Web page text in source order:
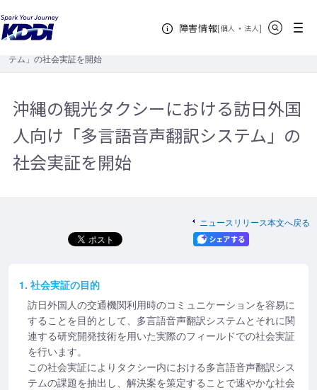
障害情報[個人 ・ 法人新規ウィンドウ
]
メニュー
KDDIホーム
光タクシーにおける訪日外国人向け「多言語音声翻訳システム」の社会実証を
開始
沖縄の観光タクシーにおける訪日外国人向け「多言語音声翻訳シス
テム」の社会実証を開始
沖縄の観光タクシーにおける訪日外国
人向け「多言語音声翻訳システム」の
社会実証を開始
ニュースリリース本文へ戻る
1. 社会実証の目的
訪日外国人の交通機関利用時のコミュニケーションを容易に
することを目的として、多言語音声翻訳システムとそれに関
連する研究開発技術を用いた実際のフィールドでの社会実証
を行います。
この社会実証によりタクシー内における多言語音声翻訳シス
テムの課題を抽出し、解決案を策定することで速やかな社会